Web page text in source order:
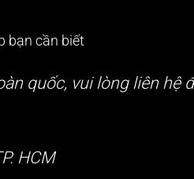
bạn cần biết
quốc, vui lòng liên hệ
HCM